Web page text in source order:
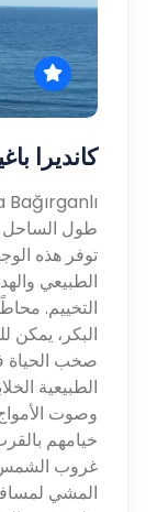
كانديرا
توفر هذه
الطبيعي
التخييم.
البكر، يمكن
صخب الحياة
الطبيعية
وصوت
خيامهم
غروب الشمس
المشي